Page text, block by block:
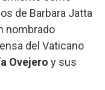
de Barbara Jatta
nombrado
del Vaticano
Ovejero y sus